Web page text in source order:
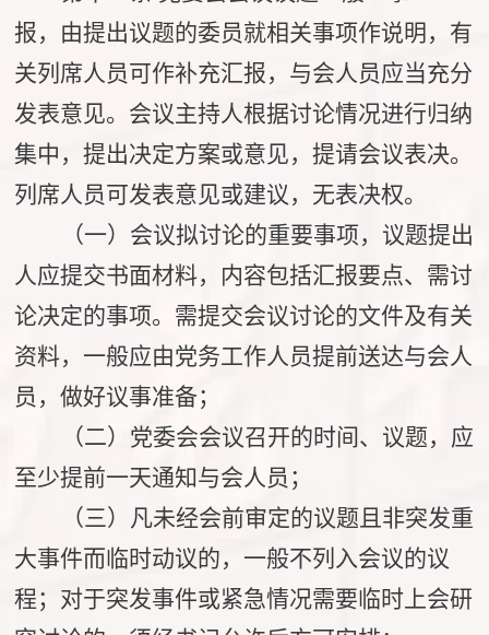
报，由提出议题的委员就相关事项作说明，有
关列席人员可作补充汇报，与会人员应当充分
发表意见。会议主持人根据讨论情况进行归纳
集中，提出决定方案或意见，提请会议表决。
列席人员可发表意见或建议，无表决权。
（一）会议拟讨论的重要事项，议题提出
人应提交书面材料，内容包括汇报要点、需讨
论决定的事项。需提交会议讨论的文件及有关
资料，一般应由党务工作人员提前送达与会人
员，做好议事准备；
（二）党委会会议召开的时间、议题，应
至少提前一天通知与会人员；
（三）凡未经会前审定的议题且非突发重
大事件而临时动议的，一般不列入会议的议
程；对于突发事件或紧急情况需要临时上会研